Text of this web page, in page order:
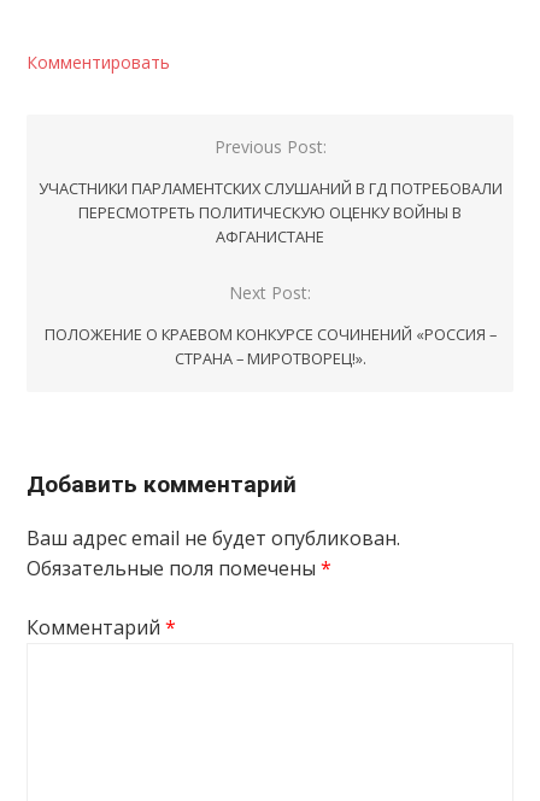
Комментировать
по
записям
Previous Post:
УЧАСТНИКИ ПАРЛАМЕНТСКИХ СЛУШАНИЙ В ГД ПОТРЕБОВАЛИ
ПЕРЕСМОТРЕТЬ ПОЛИТИЧЕСКУЮ ОЦЕНКУ ВОЙНЫ В
АФГАНИСТАНЕ
Next Post:
ПОЛОЖЕНИЕ О КРАЕВОМ КОНКУРСЕ СОЧИНЕНИЙ «РОССИЯ –
СТРАНА – МИРОТВОРЕЦ!».
Добавить комментарий
Ваш адрес email не будет опубликован.
Обязательные поля помечены*
Комментарий*